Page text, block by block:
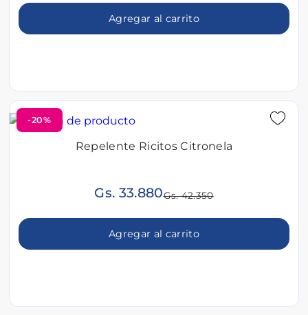
Agregar al carrito
-20%
Repelente Ricitos Citronela
Gs. 33.880Gs. 42.350
Agregar al carrito